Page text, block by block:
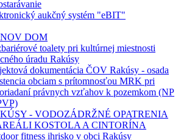
aukčný systém "eBIT"
DOM
toalety pri kultúrnej miestnosti
úradu Rakúsy
dokumentácia ČOV Rakúsy - osada
obciam s prítomnosťou MRK pri
právnych vzťahov k pozemkom (NP
- VODOZÁDRŽNÉ OPATRENIA
KOSTOLA A CINTORÍNA
fitness ihrisko v obci Rakúsy